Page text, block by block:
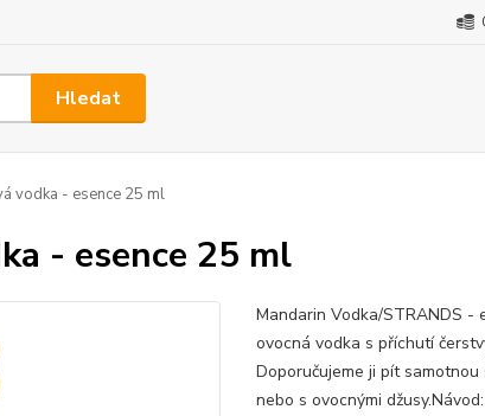
Hledat
vodka - esence 25 ml
- esence 25 ml
Mandarin Vodka/STRANDS -
ovocná vodka s příchutí
Doporučujeme ji pít
nebo s ovocnými